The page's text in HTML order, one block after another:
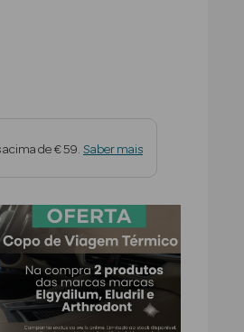
de € 59. Saber mais